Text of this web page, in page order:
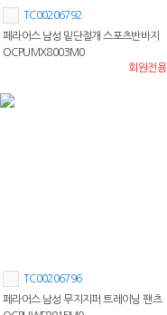
TC00206792
페라어스 남성 밑단절개 스포츠반바지
OCPUMX8003M0
회원전용
TC00206796
페라어스 남성 무지지퍼 트레이닝 팬츠